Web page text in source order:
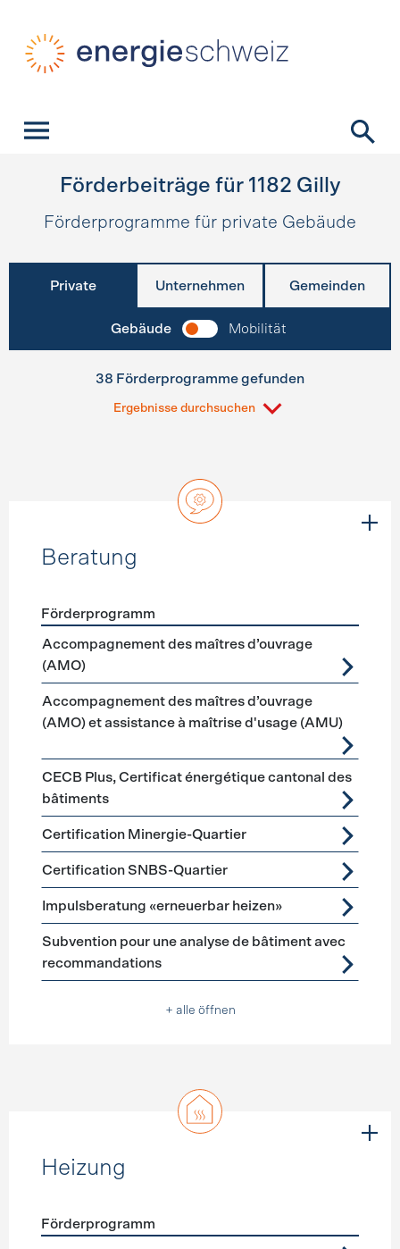
Förderbeiträge für 1182 Gilly
Förderprogramme für private Gebäude
Private Unternehmen Gemeinden
Gebäude Mobilität
38 Förderprogramme gefunden
Ergebnisse durchsuchen
Beratung
Förderprogramme Beratung
Förderprogramm
Accompagnement des maîtres d’ouvrage
(AMO)
Accompagnement des maîtres d’ouvrage
(AMO) et assistance à maîtrise d'usage (AMU)
CECB Plus, Certificat énergétique cantonal des
bâtiments
Certification Minergie-Quartier
Certification SNBS-Quartier
Impulsberatung «erneuerbar heizen»
Subvention pour une analyse de bâtiment avec
recommandations
+ alle öffnen
Heizung
Förderprogramm